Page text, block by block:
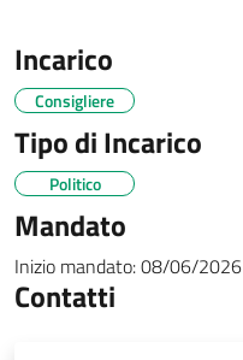
Incarico
Consigliere
Tipo di Incarico
Politico
Mandato
Inizio mandato:08/06/2026
Contatti